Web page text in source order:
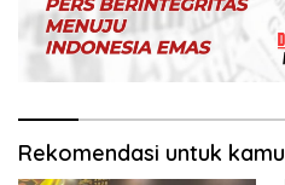
Rekomendasi untuk kamu